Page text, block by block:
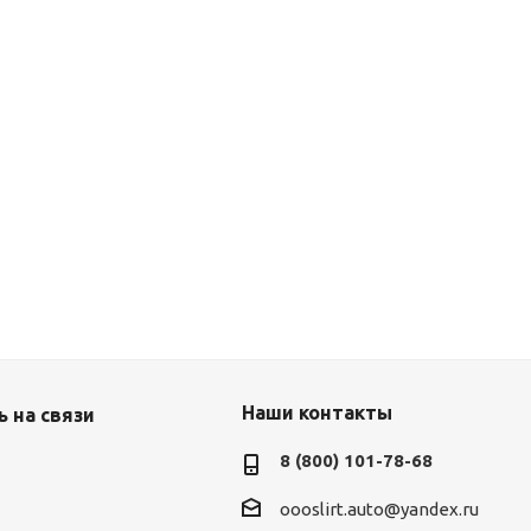
на связи Наши контакты
8 (800) 101-78-68
oooslirt.auto@yandex.ru